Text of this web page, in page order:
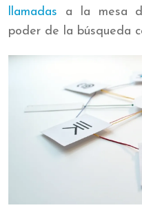
llamadas a la mesa
poder de la búsqueda